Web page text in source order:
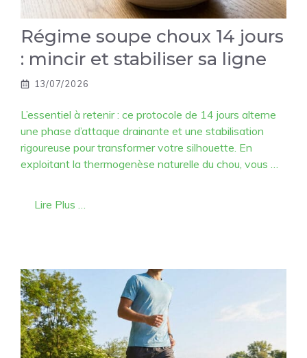
Régime soupe choux 14 jours
: mincir et stabiliser sa ligne
13/07/2026
L’essentiel à retenir : ce protocole de 14 jours alterne
une phase d’attaque drainante et une stabilisation
rigoureuse pour transformer votre silhouette. En
exploitant la thermogenèse naturelle du chou, vous …
Lire Plus …